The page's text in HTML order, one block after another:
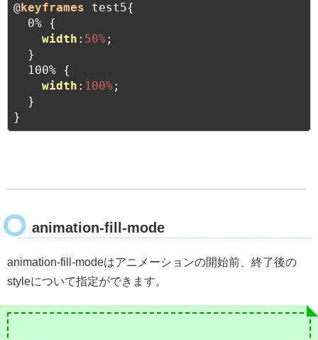
@keyframes test5{
  0% {
width : 50%;
  }
  100% {
width : 100%;
  }
}
animation-fill-mode
animation-fill-modeはアニメーションの開始前、終了後の
styleについて指定ができます。